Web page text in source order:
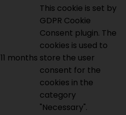
11 months
This cookie is set by
GDPR Cookie
Consent plugin. The
cookies is used to
store the user
consent for the
cookies in the
category
"Necessary".